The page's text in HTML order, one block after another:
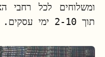
ומשלוחים לכל רחבי
תוך 2-10 ימי עסקים.